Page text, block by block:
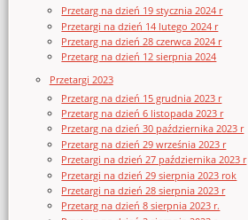
Przetarg na dzień 19 stycznia 2024 r
Przetargi na dzień 14 lutego 2024 r
Przetarg na dzień 28 czerwca 2024 r
Przetarg na dzień 12 sierpnia 2024
Przetargi 2023
Przetarg na dzień 15 grudnia 2023 r
Przetarg na dzień 6 listopada 2023 r
Przetarg na dzień 30 października 2023 r
Przetarg na dzień 29 września 2023 r
Przetargi na dzień 27 października 2023 r
Przetargi na dzień 29 sierpnia 2023 rok
Przetargi na dzień 28 sierpnia 2023 r
Przetarg na dzień 8 sierpnia 2023 r.